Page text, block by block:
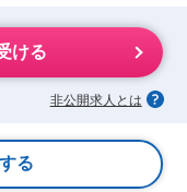
ける
非公開求人とは
る